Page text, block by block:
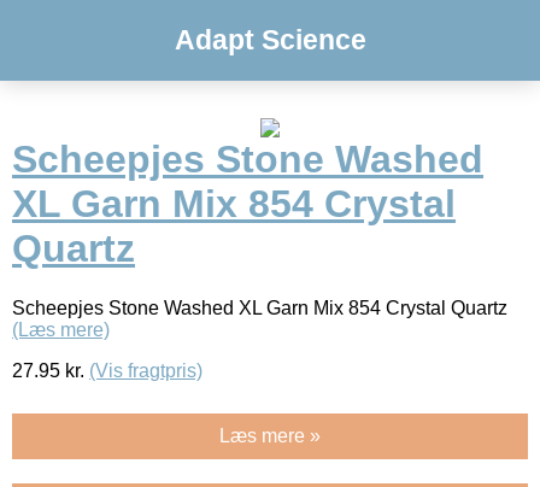
Adapt Science
Scheepjes Stone Washed
XL Garn Mix 854 Crystal
Quartz
Scheepjes Stone Washed XL Garn Mix 854 Crystal Quartz
(Læs mere)
27.95 kr. (Vis fragtpris)
Læs mere »